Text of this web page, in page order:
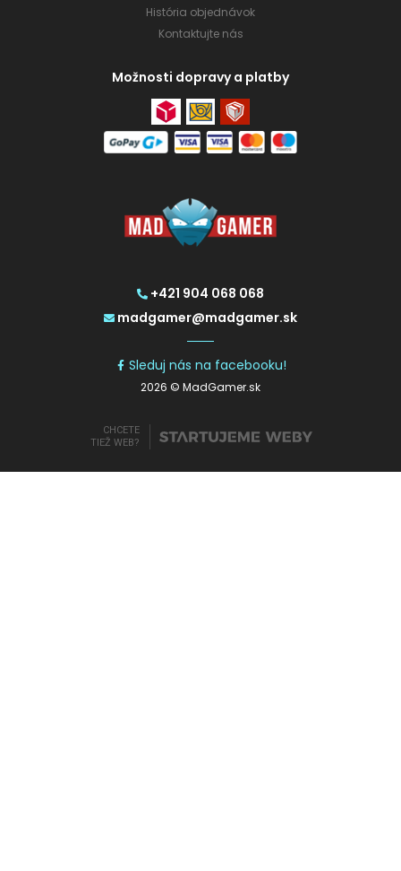
+421 904 068 068
madgamer@madgamer.sk
Sleduj nás na facebooku!
2026 © MadGamer.sk
História objednávok
Kontaktujte nás
Možnosti dopravy a platby
CHCETE
TIEŽ WEB?